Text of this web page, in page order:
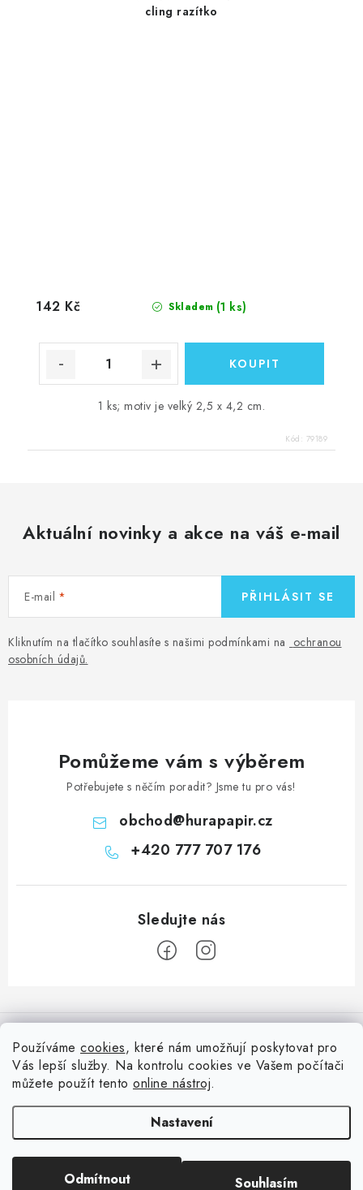
Používáme cookies, které nám umožňují poskytovat pro
Vás lepší služby. Na kontrolu cookies ve Vašem počítači
můžete použít tento online nástroj.
Nastavení
Odmítnout Souhlasím
cling razítko
Skladem (1 ks)
142 Kč
1 ks; motiv je velký 2,5 x 4,2 cm.
Kód: 79189
Aktuální novinky a akce na váš e-mail
E-mail
Kliknutím na tlačítko souhlasíte s našimi podmínkami na ochranou
osobních údajů.
PŘIHLÁSIT SE
Pomůžeme vám s výběrem
Potřebujete s něčím poradit? Jsme tu pro vás!
obchod@hurapapir.cz
+420 777 707 176
á
Doprava
Oblíbené ♥️
Nepřehlédněte
Blog s nápady a návody
Slovník pojmů, české návody
. Všechna práva vyhrazena.Upravit nastavení